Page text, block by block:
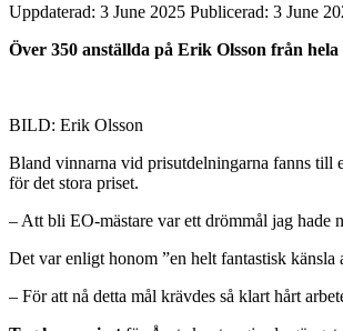
Uppdaterad: 3 June 2025 Publicerad: 3 June
Över 350 anställda på Erik Olsson från
BILD: Erik Olsson
Bland vinnarna vid prisutdelningarna fanns till
för det stora priset.
– Att bli EO-mästare var ett drömmål jag hade
Det var enligt honom ”en helt fantastisk känsla
– För att nå detta mål krävdes så klart hårt